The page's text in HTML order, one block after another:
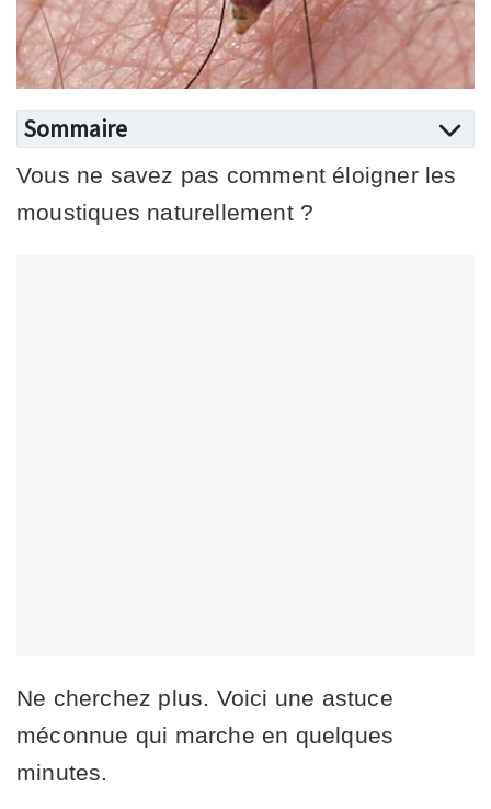
Sommaire
Vous ne savez pas comment éloigner les
moustiques naturellement ?
Ne cherchez plus. Voici une astuce
méconnue qui marche en quelques
minutes.